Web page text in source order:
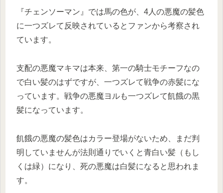
『チェンソーマン』では馬の色が、4人の悪魔の髪色
に一つズレて反映されているとファンから考察され
ています。
支配の悪魔マキマは本来、第一の騎士モチーフなの
で白い髪のはずですが、一つズレて戦争の赤髪にな
っています。戦争の悪魔ヨルも一つズレて飢餓の黒
髪になっています。
飢餓の悪魔の髪色はカラー登場がないため、まだ判
明していませんが法則通りでいくと青白い髪（もし
くは緑）になり、死の悪魔は白髪になると思われま
す。